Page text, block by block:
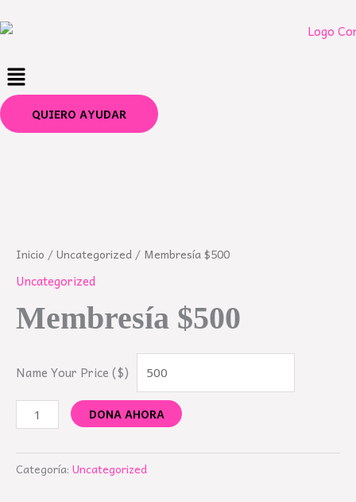
al
Menú
QUIERO AYUDAR
Inicio /Uncategorized / Membresía $500
Uncategorized
Membresía $500
Name Your Price ($)
cantidad
DONA AHORA
Categoría: Uncategorized